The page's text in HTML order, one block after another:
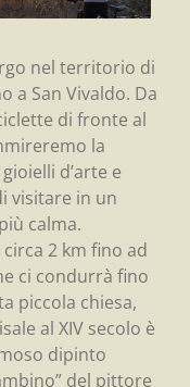
nel territorio di
a San Vivaldo. Da
di fronte al
la
d’arte e
visitare in un
calma.
2 km fino ad
ci condurrà fino
piccola chiesa,
al XIV secolo è
dipinto
del pittore